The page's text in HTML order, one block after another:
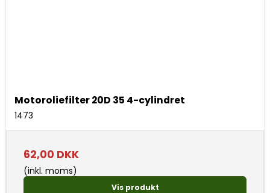
Motoroliefilter 20D 35 4-cylindret
1473
62,00 DKK
(inkl. moms)
Vis produkt